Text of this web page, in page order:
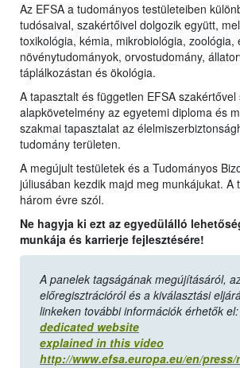
Az EFSA a tudományos testületeiben
tudósaival, szakértőivel dolgozik együtt,
toxikológia, kémia, mikrobiológia, zoológia,
növénytudományok, orvostudomány,
táplálkozástan és ökológia.
A tapasztalt és független EFSA
alapkövetelmény az egyetemi diploma és
szakmai tapasztalat az
tudomány területen.
A megújult testületek és a Tudományos
júliusában kezdik majd meg munkájukat. A
három évre szól.
Ne hagyja ki ezt az egyedülálló
munkája és karrierje fejlesztésére!
A panelek tagságának megújításáról,
előregisztrációról és a kiválasztási
linkeken további információk érhetők el:
dedicated website
explained in this video
http://www.efsa.europa.eu/en/press/